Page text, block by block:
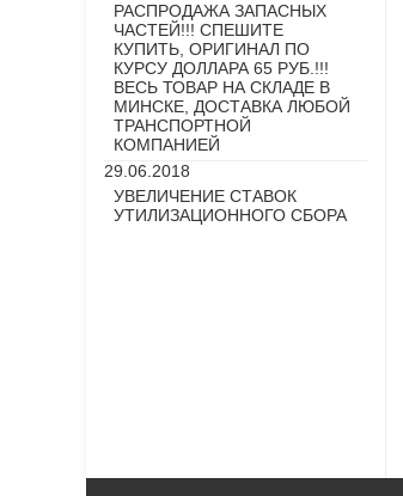
РАСПРОДАЖА ЗАПАСНЫХ
ЧАСТЕЙ!!! СПЕШИТЕ
КУПИТЬ, ОРИГИНАЛ ПО
КУРСУ ДОЛЛАРА 65 РУБ.!!!
ВЕСЬ ТОВАР НА СКЛАДЕ В
МИНСКЕ, ДОСТАВКА ЛЮБОЙ
ТРАНСПОРТНОЙ
КОМПАНИЕЙ
29.06.2018
УВЕЛИЧЕНИЕ СТАВОК
УТИЛИЗАЦИОННОГО СБОРА